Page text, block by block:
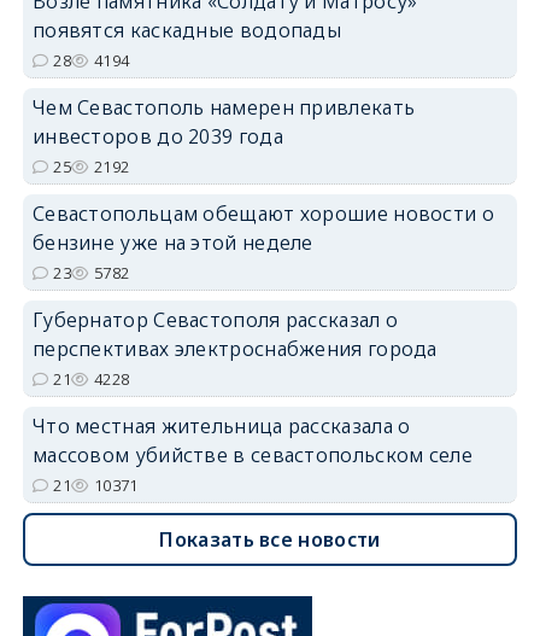
появятся каскадные водопады
28 4194
Чем Севастополь намерен привлекать
инвесторов до 2039 года
25 2192
Севастопольцам обещают хорошие новости о
бензине уже на этой неделе
23 5782
Губернатор Севастополя рассказал о
перспективах электроснабжения города
21 4228
Что местная жительница рассказала о
массовом убийстве в севастопольском селе
21 10371
Показать все новости